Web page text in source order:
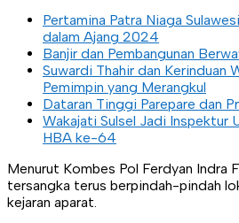
Pertamina Patra Niaga
dalam Ajang 2024
Banjir dan Pembangunan
Suwardi Thahir dan Kerinduan
Pemimpin yang Merangkul
Dataran Tinggi Parepare dan
Wakajati Sulsel Jadi Inspektur
HBA ke-64
Menurut Kombes Pol Ferdyan Indra
tersangka terus berpindah-pindah
kejaran aparat.